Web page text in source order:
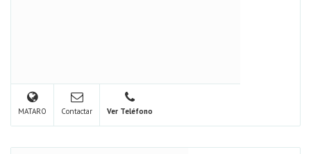
MATARO Contactar Ver Teléfono